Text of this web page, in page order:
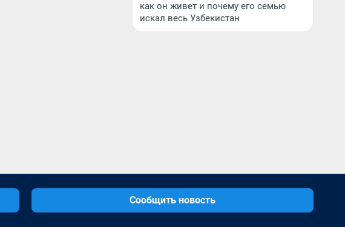
как он живет и почему его семью
искал весь Узбекистан
Сообщить новость